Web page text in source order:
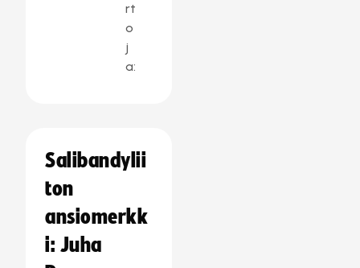
rt
o
j
a:
Salibandylii
ton
ansiomerkk
i: Juha